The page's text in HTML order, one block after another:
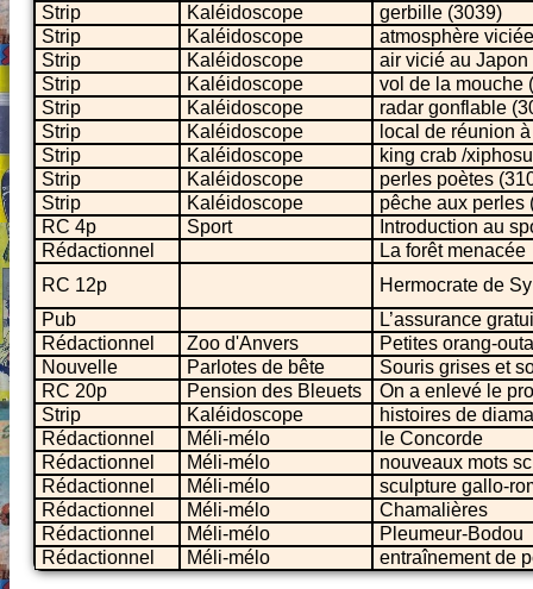
Strip
Kaléidoscope
gerbille (3039)
Strip
Kaléidoscope
atmosphère
Strip
Kaléidoscope
air vicié au Japon
Strip
Kaléidoscope
vol de la mouche
Strip
Kaléidoscope
radar gonflable
Strip
Kaléidoscope
local de réunion
Strip
Kaléidoscope
king crab /
Strip
Kaléidoscope
perles poètes
Strip
Kaléidoscope
pêche aux perles
RC 4p
Sport
Introduction au
Rédactionnel
La forêt menacée
RC 12p
Hermocrate de
Pub
L’assurance
Rédactionnel
Zoo d'Anvers
Petites orang-
Nouvelle
Parlotes de bête
Souris grises et
RC 20p
Pension des Bleuets
On a enlevé le
Strip
Kaléidoscope
histoires de
Rédactionnel
Méli-mélo
le Concorde
Rédactionnel
Méli-mélo
nouveaux mots
Rédactionnel
Méli-mélo
sculpture gallo-
Rédactionnel
Méli-mélo
Chamalières
Rédactionnel
Méli-mélo
Pleumeur-Bodou
Rédactionnel
Méli-mélo entraînement de